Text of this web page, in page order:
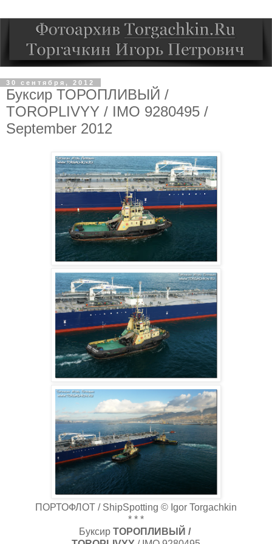
30 сентября, 2012
Буксир ТОРОПЛИВЫЙ /
TOROPLIVYY / IMO 9280495 /
September 2012
ПОРТОФЛОТ / ShipSpotting © Igor Torgachkin
* * *
Буксир ТОРОПЛИВЫЙ /